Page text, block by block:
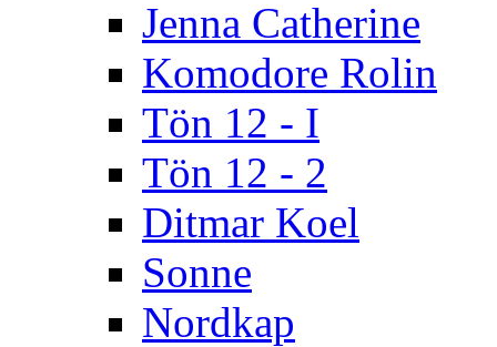
Jenna Catherine
Komodore Rolin
Tön 12 - I
Tön 12 - 2
Ditmar Koel
Sonne
Nordkap